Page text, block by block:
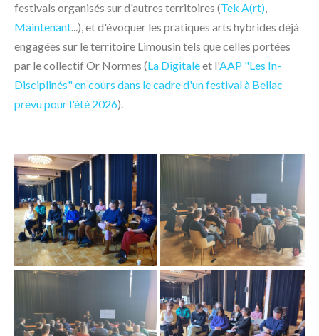
festivals organisés sur d'autres territoires (Tek A(rt),
Maintenant...), et d'évoquer les pratiques arts hybrides déjà
engagées sur le territoire Limousin tels que celles portées
par le collectif Or Normes (La Digitaleet l'AAP "Les In-
Disciplinés" en cours dans le cadre d'un festival à Bellac
prévu pour l'été 2026).